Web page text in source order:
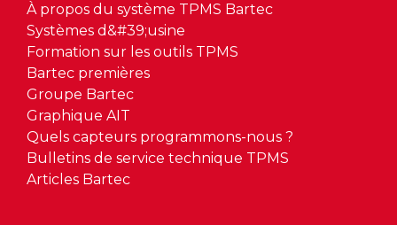
À propos du système TPMS Bartec
Systèmes d&#39;usine
Formation sur les outils TPMS
Bartec premières
Groupe Bartec
Graphique AIT
Quels capteurs programmons-nous ?
Bulletins de service technique TPMS
Articles Bartec